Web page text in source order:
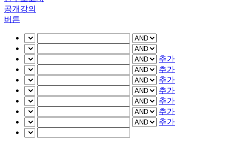
공개강의
버튼
추가
추가
추가
추가
추가
추가
추가